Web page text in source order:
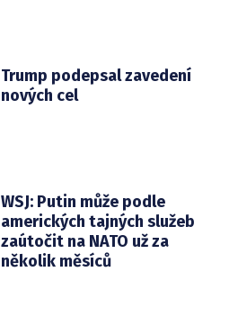
Trump podepsal zavedení
nových cel
WSJ: Putin může podle
amerických tajných služeb
zaútočit na NATO už za
několik měsíců